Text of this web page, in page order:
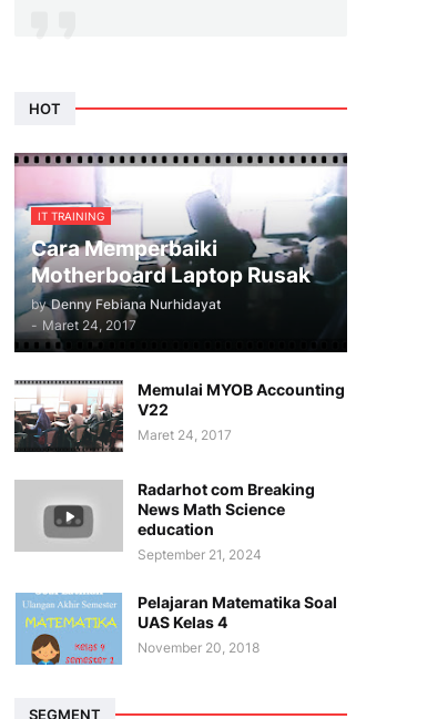
HOT
IT TRAINING
Cara Memperbaiki
Motherboard Laptop Rusak
by Denny Febiana Nurhidayat
- Maret 24, 2017
Memulai MYOB Accounting
V22
Maret 24, 2017
Radarhot com Breaking
News Math Science
education
September 21, 2024
Pelajaran Matematika Soal
UAS Kelas 4
November 20, 2018
SEGMENT